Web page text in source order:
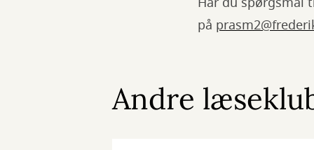
på
Andre